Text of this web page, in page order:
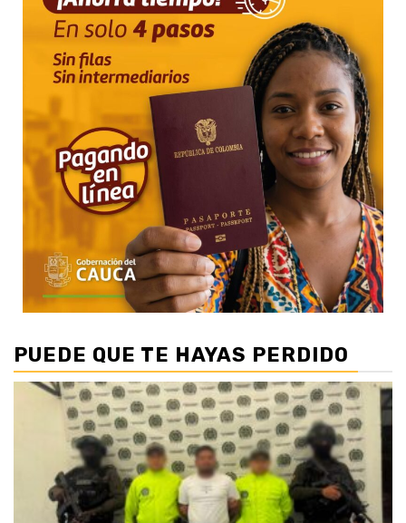
PUEDE QUE TE HAYAS PERDIDO